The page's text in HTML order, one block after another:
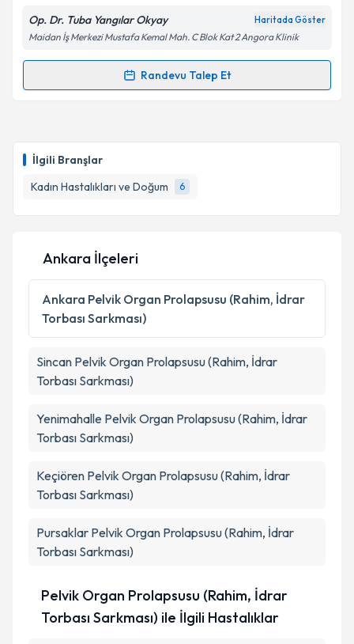
İlgili Branşlar
Kadın Hastalıkları ve Doğum
6
Metni'ni okudum ve kişisel verilerimin belirtilen
kapsamda işlenmesini kabul ediyorum.
Takvim Talebini Gönder
Op. Dr. Tuba Yangılar Okyay Haritada Göster
Maidan İş Merkezi Mustafa Kemal Mah. C Blok Kat 2 Angora Klinik
Randevu Talep Et
Randevu Takvimi Talebi
için bir takvim hazırlandığında e-posta ile
bilgilendireceğiz.
E-posta Adresiniz
Kişisel verilerimin işlenmesine ilişkin Aydınlatma
Metni 'ni okudum ve kişisel verilerimin belirtilen
kapsamda işlenmesini kabul ediyorum.
Takvim Talebini Gönder
Ankara İlçeleri
Ankara Pelvik Organ Prolapsusu (Rahim, İdrar
Torbası Sarkması)
Sincan Pelvik Organ Prolapsusu (Rahim, İdrar
Torbası Sarkması)
Yenimahalle Pelvik Organ Prolapsusu (Rahim, İdrar
Torbası Sarkması)
Keçiören Pelvik Organ Prolapsusu (Rahim, İdrar
Torbası Sarkması)
Pursaklar Pelvik Organ Prolapsusu (Rahim, İdrar
Torbası Sarkması)
Pelvik Organ Prolapsusu (Rahim, İdrar
Torbası Sarkması) ile İlgili Hastalıklar